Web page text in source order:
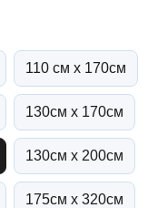
110 см х 170см
130см х 170см
130см х 200см
175см х 320см